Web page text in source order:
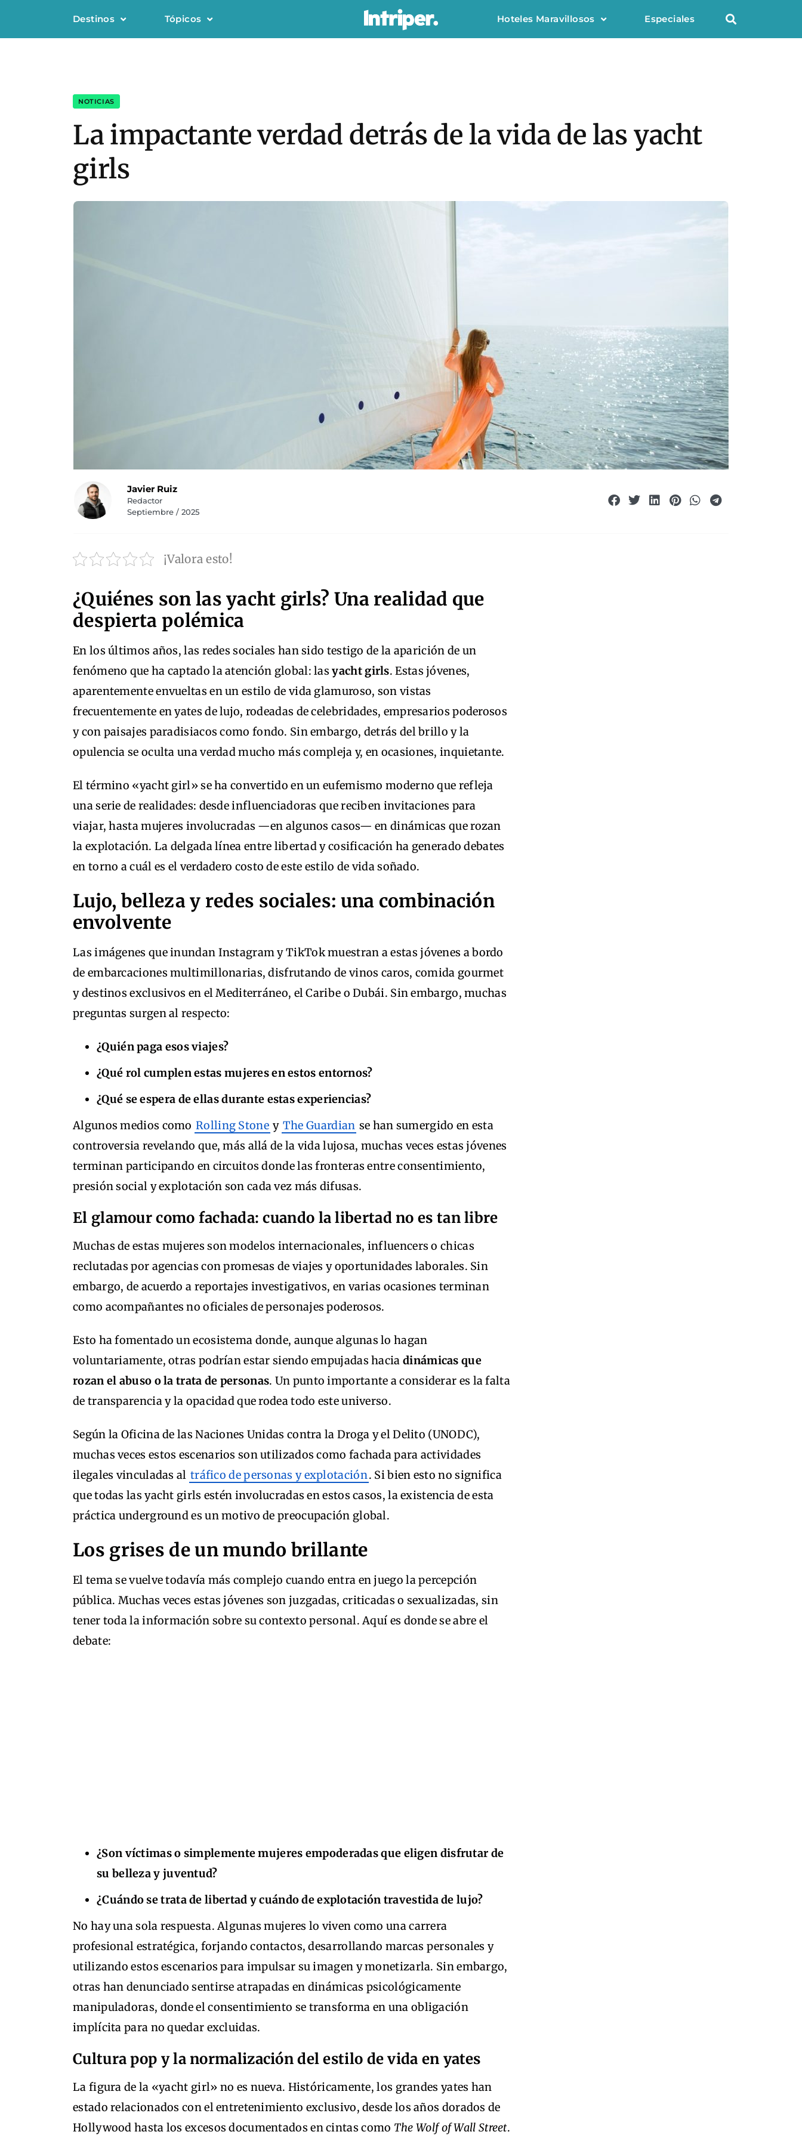
Destinos Tópicos Hoteles Maravillosos Especiales
NOTICIAS
La impactante verdad detrás de la vida de las yacht
girls
Javier Ruiz
Redactor
Septiembre / 2025
¡Valora esto!
¿Quiénes son las yacht girls? Una realidad que
despierta polémica
En los últimos años, las redes sociales han sido testigo de la aparición de un
fenómeno que ha captado la atención global: lasyacht girls. Estas jóvenes,
aparentemente envueltas en un estilo de vida glamuroso, son vistas
frecuentemente en yates de lujo, rodeadas de celebridades, empresarios poderosos
y con paisajes paradisiacos como fondo. Sin embargo, detrás del brillo y la
opulencia se oculta una verdad mucho más compleja y, en ocasiones, inquietante.
El término «yacht girl» se ha convertido en un eufemismo moderno que refleja
una serie de realidades: desde influenciadoras que reciben invitaciones para
viajar, hasta mujeres involucradas —en algunos casos— en dinámicas que rozan
la explotación. La delgada línea entre libertad y cosificación ha generado debates
en torno a cuál es el verdadero costo de este estilo de vida soñado.
Lujo, belleza y redes sociales: una combinación
envolvente
Las imágenes que inundan Instagram y TikTok muestran a estas jóvenes a bordo
de embarcaciones multimillonarias, disfrutando de vinos caros, comida gourmet
y destinos exclusivos en el Mediterráneo, el Caribe o Dubái. Sin embargo, muchas
preguntas surgen al respecto:
¿Quién paga esos viajes?
¿Qué rol cumplen estas mujeres en estos entornos?
¿Qué se espera de ellas durante estas experiencias?
Algunos medios como Rolling Stone y The Guardian se han sumergido en esta
controversia revelando que, más allá de la vida lujosa, muchas veces estas jóvenes
terminan participando en circuitos donde las fronteras entre consentimiento,
presión social y explotación son cada vez más difusas.
El glamour como fachada: cuando la libertad no es tan libre
Muchas de estas mujeres son modelos internacionales, influencers o chicas
reclutadas por agencias con promesas de viajes y oportunidades laborales. Sin
embargo, de acuerdo a reportajes investigativos, en varias ocasiones terminan
como acompañantes no oficiales de personajes poderosos.
Esto ha fomentado un ecosistema donde, aunque algunas lo hagan
voluntariamente, otras podrían estar siendo empujadas hacia dinámicas que
rozan el abuso o la trata de personas. Un punto importante a considerar es la falta
de transparencia y la opacidad que rodea todo este universo.
Según la Oficina de las Naciones Unidas contra la Droga y el Delito (UNODC),
muchas veces estos escenarios son utilizados como fachada para actividades
ilegales vinculadas al tráfico de personas y explotación. Si bien esto no significa
que todas las yacht girls estén involucradas en estos casos, la existencia de esta
práctica underground es un motivo de preocupación global.
Los grises de un mundo brillante
El tema se vuelve todavía más complejo cuando entra en juego la percepción
pública. Muchas veces estas jóvenes son juzgadas, criticadas o sexualizadas, sin
tener toda la información sobre su contexto personal. Aquí es donde se abre el
debate:
¿Son víctimas o simplemente mujeres empoderadas que eligen disfrutar de
su belleza y juventud?
¿Cuándo se trata de libertad y cuándo de explotación travestida de lujo?
No hay una sola respuesta. Algunas mujeres lo viven como una carrera
profesional estratégica, forjando contactos, desarrollando marcas personales y
utilizando estos escenarios para impulsar su imagen y monetizarla. Sin embargo,
otras han denunciado sentirse atrapadas en dinámicas psicológicamente
manipuladoras, donde el consentimiento se transforma en una obligación
implícita para no quedar excluidas.
Cultura pop y la normalización del estilo de vida en yates
La figura de la «yacht girl» no es nueva. Históricamente, los grandes yates han
estado relacionados con el entretenimiento exclusivo, desde los años dorados de
Hollywood hasta los excesos documentados en cintas como The Wolf of Wall Street.